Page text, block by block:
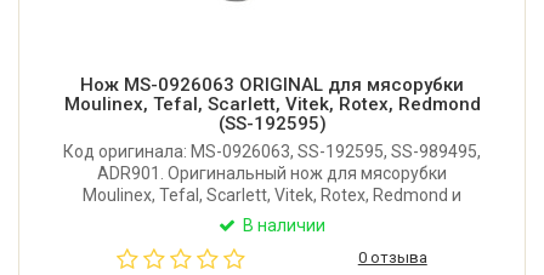
Нож MS-0926063 ORIGINAL для мясорубки
Moulinex, Tefal, Scarlett, Vitek, Rotex, Redmond
(SS-192595)
Код оригинала: MS-0926063, SS-192595, SS-989495,
ADR901. Оригинальный нож для мясорубки
Moulinex, Tefal, Scarlett, Vitek, Rotex, Redmond и
других. Внешний диаметр: 45 мм. Толщина ножа: 4,5
В наличии
0 отзыва